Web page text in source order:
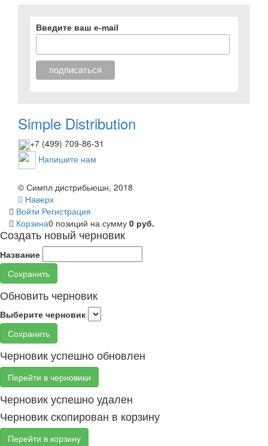
Введите ваш e-mail
Simple Distribution
+7 (499) 709-86-31
Напишите нам
© Симпл дистрибьюшн, 2018
Наверх
Войти Регистрация
Корзина0 позиций на сумму 0 руб.
Создать новый черновик
Название
Сохранить
Обновить черновик
Выберите черновик
Сохранить
Черновик успешно обновлен
Перейти в черновики
Черновик успешно удален
Черновик скопирован в корзину
Перейти в корзину